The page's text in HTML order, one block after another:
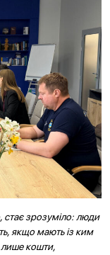
зрозуміло: люди
якщо мають із ким
лише кошти,